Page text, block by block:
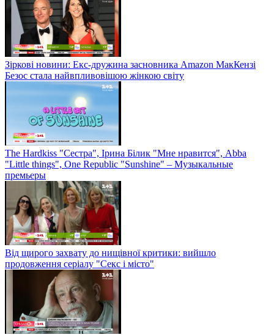
Зіркові новини: Екс-дружина засновника Amazon МакКензі
Безос стала найвпливовішою жінкою світу
The Hardkiss "Сестра", Ірина Білик "Мне нравится", Abba
"Little things", One Republic "Sunshine" – Музыкальные
премьеры
Від щирого захвату до нищівної критики: вийшло
продовження серіалу "Секс і місто"